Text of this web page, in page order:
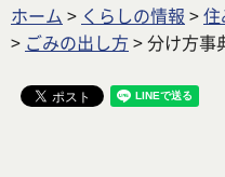
ホーム > くらしの情報 >
> ごみの出し方 > 分け方事